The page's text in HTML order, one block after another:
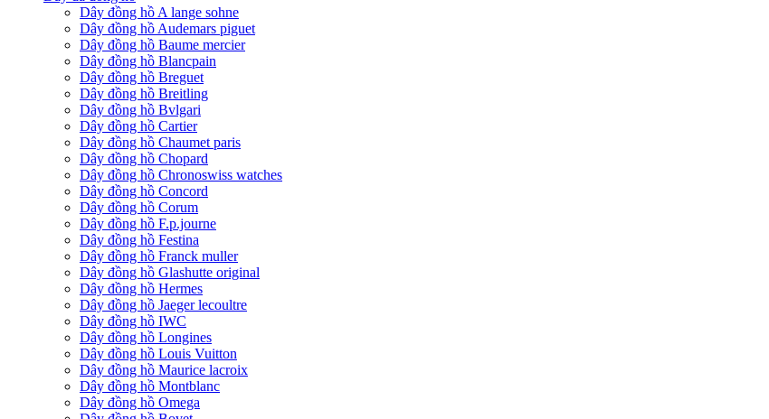
Dây đồng hồ A lange sohne
Dây đồng hồ Audemars piguet
Dây đồng hồ Baume mercier
Dây đồng hồ Blancpain
Dây đồng hồ Breguet
Dây đồng hồ Breitling
Dây đồng hồ Bvlgari
Dây đồng hồ Cartier
Dây đồng hồ Chaumet paris
Dây đồng hồ Chopard
Dây đồng hồ Chronoswiss watches
Dây đồng hồ Concord
Dây đồng hồ Corum
Dây đồng hồ F.p.journe
Dây đồng hồ Festina
Dây đồng hồ Franck muller
Dây đồng hồ Glashutte original
Dây đồng hồ Hermes
Dây đồng hồ Jaeger lecoultre
Dây đồng hồ IWC
Dây đồng hồ Longines
Dây đồng hồ Louis Vuitton
Dây đồng hồ Maurice lacroix
Dây đồng hồ Montblanc
Dây đồng hồ Omega